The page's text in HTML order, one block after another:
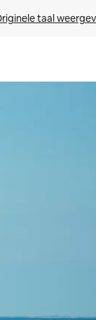
taal
óf door te